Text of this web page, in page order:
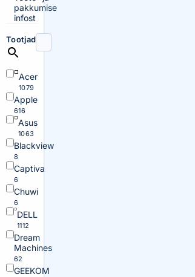
pakkumise
infost
Tootjad
Acer
1079
Apple
616
Asus
1063
Blackview
8
Captiva
6
Chuwi
6
DELL
1112
Dream
Machines
62
GEEKOM